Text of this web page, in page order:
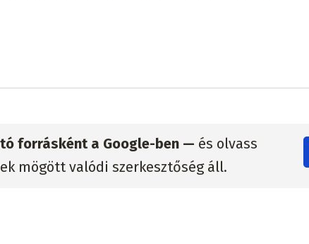
forrásként a Google-ben — és olvass
mögött valódi szerkesztőség áll.